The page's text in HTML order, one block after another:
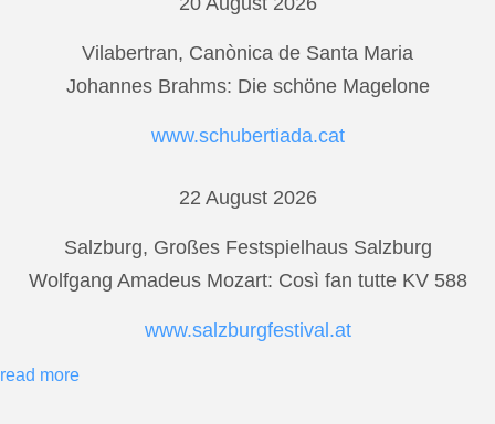
Vilabertran, Canònica de Santa Maria
Johannes Brahms: Die schöne Magelone
www.schubertiada.cat
22 August 2026
Salzburg, Großes Festspielhaus Salzburg
Wolfgang Amadeus Mozart: Così fan tutte KV 588
www.salzburgfestival.at
read more